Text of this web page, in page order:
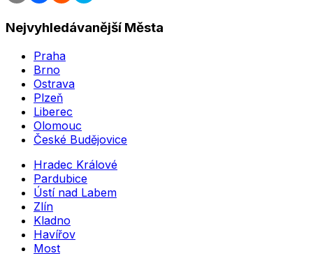
Nejvyhledávanější Města
Praha
Brno
Ostrava
Plzeň
Liberec
Olomouc
České Budějovice
Hradec Králové
Pardubice
Ústí nad Labem
Zlín
Kladno
Havířov
Most